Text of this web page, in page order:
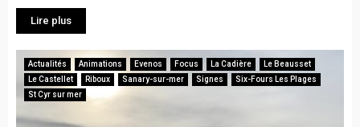
Lire plus
Actualités Animations Evenos Focus La Cadière
Le Beausset
Le Castellet
Riboux Sanary-sur-mer Signes
Six-Fours Les Plages
St Cyr sur mer